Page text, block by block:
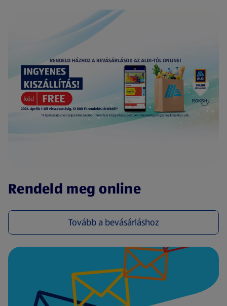
Rendeld meg online
Tovább a bevásárláshoz
(új oldalon nyílik meg)